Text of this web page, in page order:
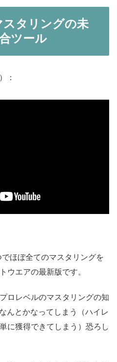
スタリングの未
ツール
：
でほぼ全てのマスタリングを
ウエアの最新版です。
ロレベルのマスタリングの知
んとかなってしまう（ハイレ
に獲得できてしまう）恐ろし